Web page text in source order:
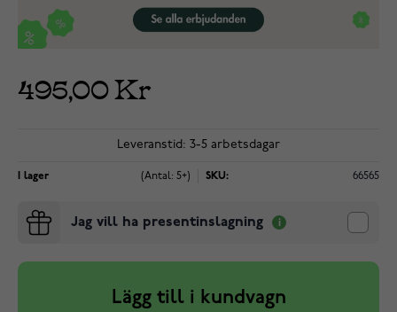
495,00 Kr
Leveranstid: 3-5 arbetsdagar
I lager (Antal: 5+) SKU: 66565
Jag vill ha presentinslagning
Lägg till i kundvagn